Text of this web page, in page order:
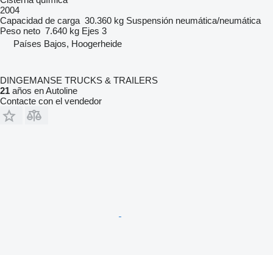
2004
Capacidad de carga 30.360 kg Suspensión neumática/neumática
Peso neto 7.640 kg Ejes 3
Países Bajos, Hoogerheide
DINGEMANSE TRUCKS & TRAILERS
21 años en Autoline
Contacte con el vendedor